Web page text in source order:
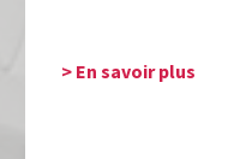
> En savoir plus